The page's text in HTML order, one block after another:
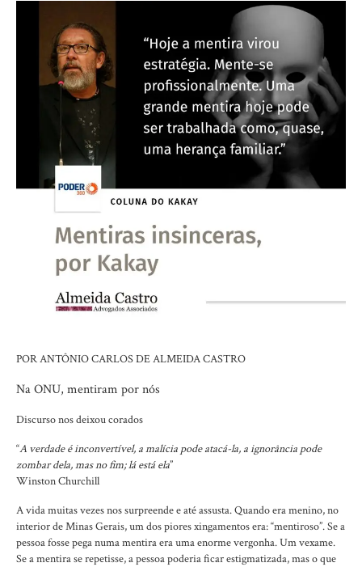
POR ANTÔNIO CARLOS DE ALMEIDA CASTRO
Na ONU, mentiram por nós
Discurso nos deixou corados
“A verdade é inconvertível, a malícia pode atacá-la, a ignorância pode
zombar dela, mas no fim; lá está ela”
Winston Churchill
A vida muitas vezes nos surpreende e até assusta. Quando era menino, no
interior de Minas Gerais, um dos piores xingamentos era: “mentiroso”. Se a
pessoa fosse pega numa mentira era uma enorme vergonha. Um vexame.
Se a mentira se repetisse, a pessoa poderia ficar estigmatizada, mas o que